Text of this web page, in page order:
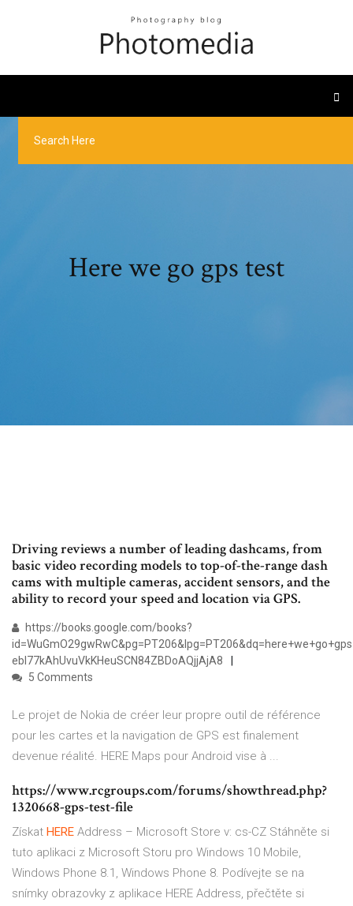
Here we go gps test
Driving reviews a number of leading dashcams, from
basic video recording models to top-of-the-range dash
cams with multiple cameras, accident sensors, and the
ability to record your speed and location via GPS.
https://books.google.com/books?
ebl77kAhUvuVkKHeuSCN84ZBDoAQjjAjA8
5 Comments
Le projet de Nokia de créer leur propre outil de référence
pour les cartes et la navigation de GPS est finalement
devenue réalité. HERE Maps pour Android vise à ...
https://www.rcgroups.com/forums/showthread.php?
1320668-gps-test-file
Získat HERE Address – Microsoft Store v: cs-CZ Stáhněte si
tuto aplikaci z Microsoft Storu pro Windows 10 Mobile,
Windows Phone 8.1, Windows Phone 8. Podívejte se na
snímky obrazovky z aplikace HERE Address, přečtěte si